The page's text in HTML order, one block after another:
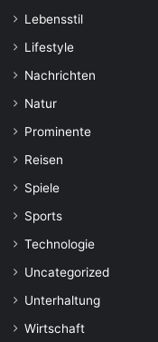
Lebensstil
Lifestyle
Nachrichten
Natur
Prominente
Reisen
Spiele
Sports
Technologie
Uncategorized
Unterhaltung
Wirtschaft